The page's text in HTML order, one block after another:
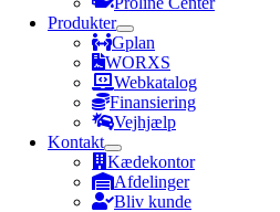
Produkter
Gplan
WORXS
Webkatalog
Finansiering
Vejhjælp
Kontakt
Kædekontor
Afdelinger
Bliv kunde